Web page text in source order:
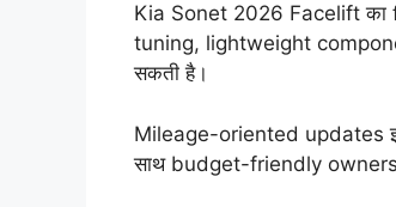
Kia Sonet 2026 Facelift का
tuning, lightweight
सकती है।
Mileage-oriented updates
साथ budget-friendly